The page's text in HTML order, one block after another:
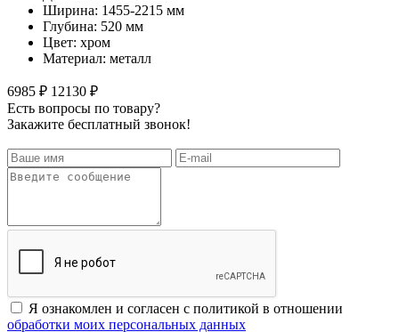
Ширина: 1455-2215 мм
Глубина: 520 мм
Цвет: хром
Материал: металл
6985 ₽ 12130 ₽
Есть вопросы по товару?
Закажите бесплатный звонок!
Я ознакомлен и согласен с политикой в отношении
обработки моих персональных данных